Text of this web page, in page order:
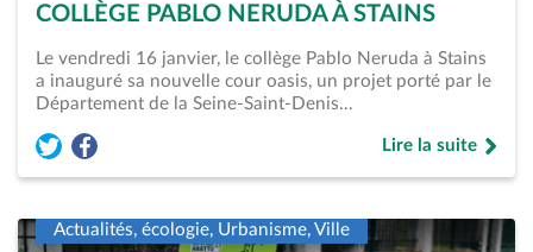
COLLÈGE PABLO NERUDA À STAINS
Le vendredi 16 janvier, le collège Pablo Neruda à Stains
a inauguré sa nouvelle cour oasis, un projet porté par le
Département de la Seine-Saint-Denis…
Partager l'article « Inauguration de la cour oasis du collège
Partager l'article « Inauguration de la cour oasis du
Lire la suite
de « Inauguration
Actualités, écologie, Urbanisme, Ville